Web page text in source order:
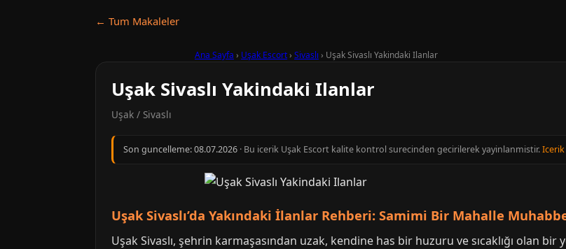
← Tum Makaleler
Ana Sayfa › Uşak Escort› Sivaslı › Uşak Sivaslı Yakindaki Ilanlar
Uşak Sivaslı Yakindaki Ilanlar
Uşak / Sivaslı
Son guncelleme:08.07.2026 · Bu icerik Uşak Escort kalite kontrol surecinden gecirilerek yayinlanmistir.
Uşak Sivaslı’da Yakındaki İlanlar Rehberi: Samimi Bir Mahalle
Uşak Sivaslı, şehrin karmaşasından uzak, kendine has bir huzuru ve sıcaklığı olan